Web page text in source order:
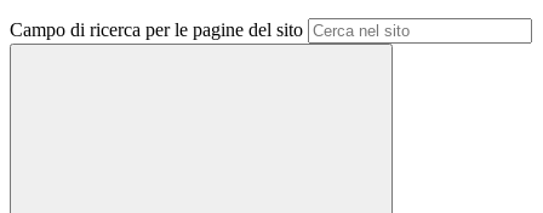
Campo di ricerca per le pagine del sito